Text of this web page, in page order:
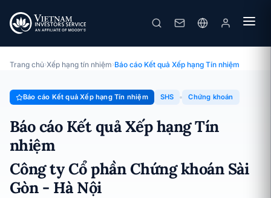
Báo cáo Kết quả Xếp hạng Tín nhiệm · Công ty Cổ phần Chứng
khoán Sài Gòn - Hà Nội · 02/04/2026
Trang chủ›Xếp hạng tín nhiệm›Báo cáo Kết quả Xếp hạng Tín nhiệm
Báo cáo Kết quả Xếp hạng Tín nhiệm SHS Chứng khoán
Báo cáo Kết quả Xếp hạng Tín
nhiệm
Công ty Cổ phần Chứng khoán Sài
Gòn - Hà Nội